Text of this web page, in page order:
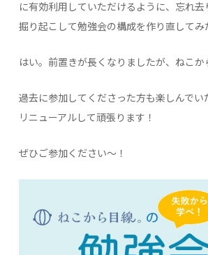
に有効利用していただけるように、忘れ
掘り起こして勉強会の構成を作り直してみ
はい。前置きが長くなりましたが、ねこか
過去に参加してくださった方も楽しんで
リニューアルして頑張ります！
ぜひご参加ください～！